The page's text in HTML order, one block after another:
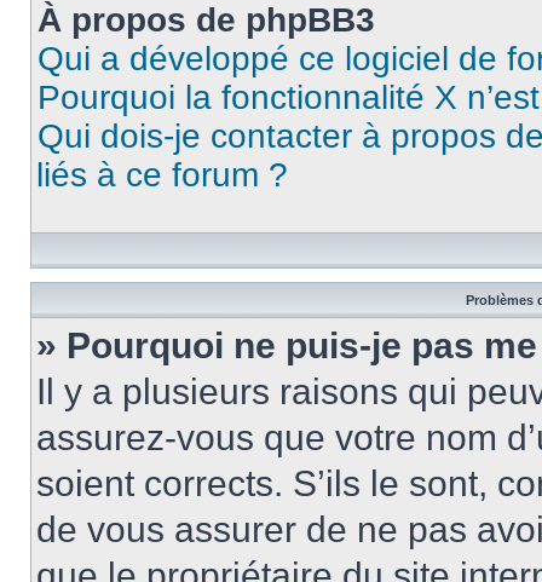
À propos de phpBB3
Qui a développé ce logiciel de
Pourquoi la fonctionnalité X
Qui dois-je contacter à propos
liés à ce forum ?
Problèmes
» Pourquoi ne puis-je pas
Il y a plusieurs raisons qui
assurez-vous que votre nom
soient corrects. S’ils le sont,
de vous assurer de ne pas